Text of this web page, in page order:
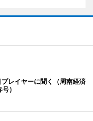
レイヤーに聞く（周南経済
）